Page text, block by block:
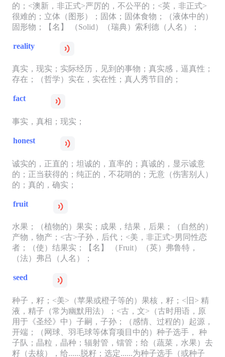
的；<澳新，非正式>严厉的，不公平的；<英，非正式>
很难的；立体（图形）；固体；固体食物；（液体中的）
固形物；【名】 （Solid）（瑞典）索利德（人名）；
reality
真实，现实；实际经历，见到的事物；真实感，逼真性；
存在；（哲学）实在，实在性；真人秀节目的；
fact
事实，真相；现实；
honest
诚实的，正直的；坦诚的，直率的；真诚的，显示诚意
的；正当获得的；纯正的，不花哨的；无意（伤害别人）
的；真的，确实；
fruit
水果；（植物的）果实；成果，结果，后果；（自然的）
产物，物产；<古>子孙，后代；<美，非正式>男同性恋
者；（使）结果实；【名】 （Fruit）（英）弗鲁特，
（法）弗吕（人名）；
seed
种子，籽；<美>（苹果或橙子等的）果核，籽；<旧> 精
液，精子（常为幽默用法）；<古，文>（古时用语，原
用于《圣经》中）子嗣，子孙；（感情、过程的）起源，
开端；（网球、羽毛球等体育项目中的）种子选手， 种
子队；晶粒，晶种；辐射管，镭管；给（蔬菜，水果）去
籽（去核），给......脱籽；选定......为种子选手（或种子